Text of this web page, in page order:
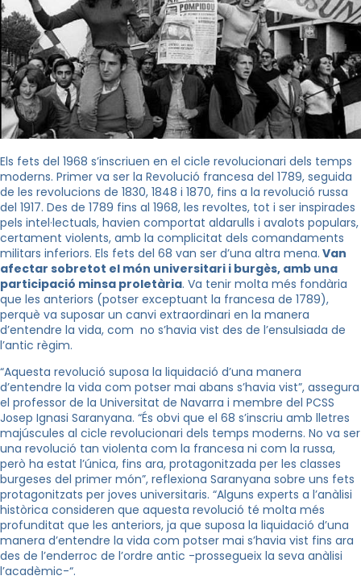
Els fets del 1968 s’inscriuen en el cicle revolucionari dels temps
moderns. Primer va ser la Revolució francesa del 1789, seguida
de les revolucions de 1830, 1848 i 1870, fins a la revolució russa
del 1917. Des de 1789 fins al 1968, les revoltes, tot i ser inspirades
pels intel·lectuals, havien comportat aldarulls i avalots populars,
certament violents, amb la complicitat dels comandaments
militars inferiors. Els fets del 68 van ser d’una altra mena. Van
afectar sobretot el món universitari i burgès, amb una
participació minsa proletària. Va tenir molta més fondària
que les anteriors (potser exceptuant la francesa de 1789),
perquè va suposar un canvi extraordinari en la manera
d’entendre la vida, com no s’havia vist des de l’ensulsiada de
l’antic règim.
“Aquesta revolució suposa la liquidació d’una manera
d’entendre la vida com potser mai abans s’havia vist”, assegura
el professor de la Universitat de Navarra i membre del PCSS
Josep Ignasi Saranyana. “És obvi que el 68 s’inscriu amb lletres
majúscules al cicle revolucionari dels temps moderns. No va ser
una revolució tan violenta com la francesa ni com la russa,
però ha estat l’única, fins ara, protagonitzada per les classes
burgeses del primer món”, reflexiona Saranyana sobre uns fets
protagonitzats per joves universitaris. “Alguns experts a l’anàlisi
històrica consideren que aquesta revolució té molta més
profunditat que les anteriors, ja que suposa la liquidació d’una
manera d’entendre la vida com potser mai s’havia vist fins ara
des de l’enderroc de l’ordre antic -prossegueix la seva anàlisi
l’acadèmic-“.